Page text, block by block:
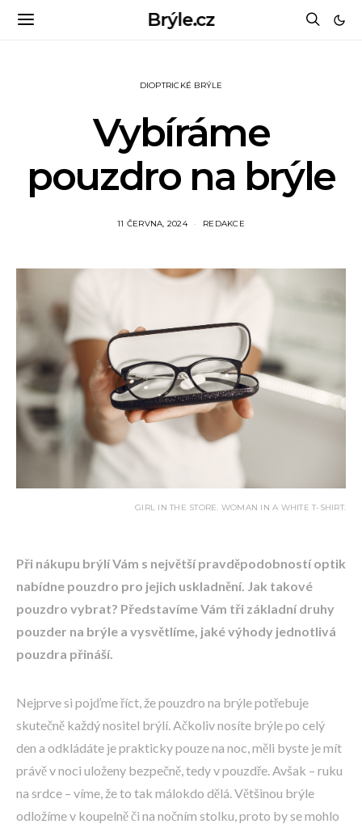
Brýle.cz
DIOPTRICKÉ BRÝLE
Vybíráme
pouzdro na brýle
11 ČERVNA, 2024 REDAKCE
GIRL IN THE STORE. WOMAN IN A WHITE T-SHIRT.
Při nákupu brýlí Vám s největší pravděpodobností optik
nabídne pouzdro pro jejich uskladnění. Jak takové
pouzdro vybrat? Představíme Vám tři základní druhy
pouzder na brýle a vysvětlíme, jaké výhody jednotlivá
pouzdra přináší.
Nejprve si pojďme říct, že pouzdro na brýle potřebuje
skutečně každý nositel brýlí. Ačkoliv nosíte brýle po celý
den a odkládáte je prakticky pouze na noc, měli byste je mít
právě v noci uloženy bezpečně, tedy v pouzdře. Avšak – ruku
na srdce – víme, že to tak málokdo dělá. Většinou brýle
odložíme v koupelně či na nočním stolku, proto by se mohlo